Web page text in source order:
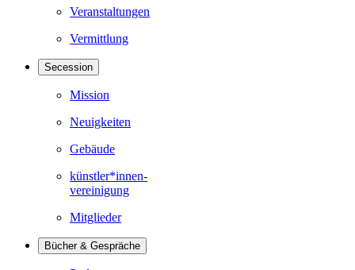
Veranstaltungen
Vermittlung
Secession
Mission
Neuigkeiten
Gebäude
künstler*innen-
vereinigung
Mitglieder
Bücher & Gespräche